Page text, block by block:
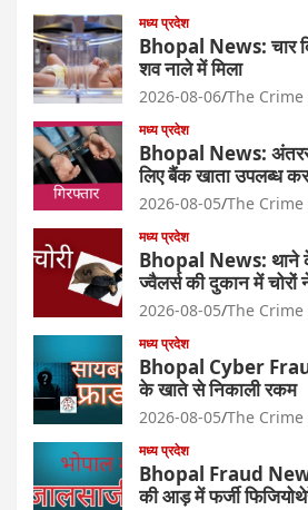
मध्य प्रदेश
Bhopal News: चार
शव नाले में मिला
2026-08-06 The
मध्य प्रदेश
Bhopal News:
लिए बैंक खाता उपलब्ध
2026-08-05 The
मध्य प्रदेश
Bhopal News: थाने के
ज्वैलर्स की दुकान में
2026-08-05 The
मध्य प्रदेश
Bhopal Cyber
के खाते से निकाली रकम
2026-08-05 The
मध्य प्रदेश
Bhopal Fraud
की आड़ में फर्जी